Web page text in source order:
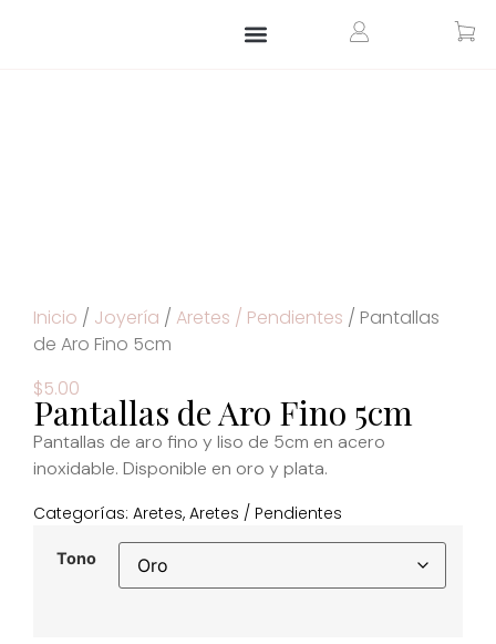
Inicio / Joyería / Aretes / Pendientes / Pantallas
de Aro Fino 5cm
$5.00
Pantallas de Aro Fino 5cm
Pantallas de aro fino y liso de 5cm en acero
inoxidable. Disponible en oro y plata.
Categorías: Aretes, Aretes / Pendientes
Tono